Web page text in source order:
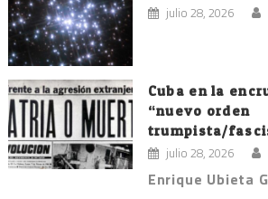
julio 28, 2026
Cuba en la
“nuevo orden
trumpista/
julio 28, 2026
Enrique Ubieta